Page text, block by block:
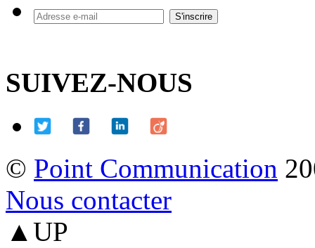
SUIVEZ-NOUS
© Point Communication
Nous contacter
▲UP